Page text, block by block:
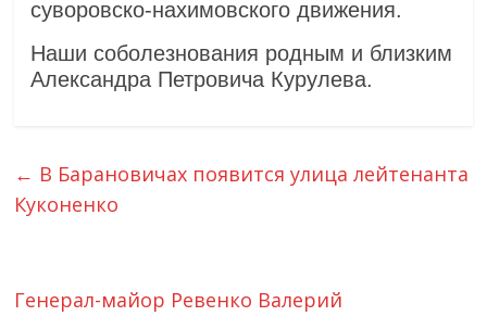
суворовско-нахимовского движения.
Наши соболезнования родным и близким
Александра Петровича Курулева.
← В Барановичах появится улица лейтенанта
Куконенко
Генерал-майор Ревенко Валерий